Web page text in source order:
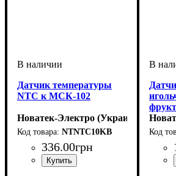
Датчик температуры
NTC к МСК-102
Новатек-Электро (Украина)
NTNTC10KB
336.00грн
МСК-